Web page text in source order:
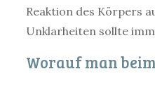
Reaktion des Körpers
Unklarheiten sollte
Worauf man